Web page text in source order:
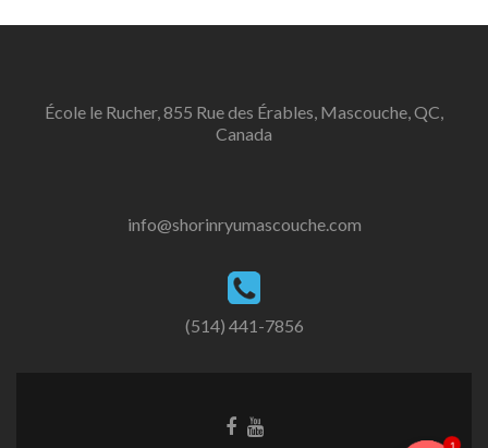
École le Rucher, 855 Rue des Érables, Mascouche, QC,
Canada
info@shorinryumascouche.com
(514) 441-7856
1